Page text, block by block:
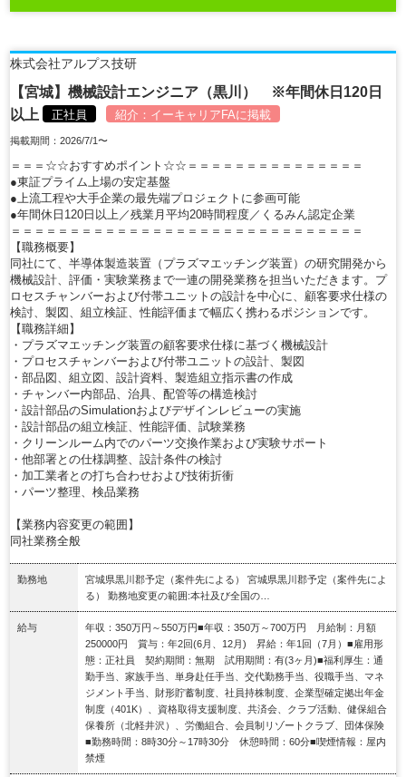
株式会社アルプス技研
【宮城】機械設計エンジニア（黒川） ※年間休日120日
以上
正社員 紹介： イーキャリアFAに掲載
掲載期間：2026/7/1〜
＝＝＝☆☆おすすめポイント☆☆＝＝＝＝＝＝＝＝＝＝＝＝＝＝＝
●東証プライム上場の安定基盤
●上流工程や大手企業の最先端プロジェクトに参画可能
●年間休日120日以上／残業月平均20時間程度／くるみん認定企業
＝＝＝＝＝＝＝＝＝＝＝＝＝＝＝＝＝＝＝＝＝＝＝＝＝＝＝＝＝＝
【職務概要】
同社にて、半導体製造装置（プラズマエッチング装置）の研究開発から
機械設計、評価・実験業務まで一連の開発業務を担当いただきます。プ
ロセスチャンバーおよび付帯ユニットの設計を中心に、顧客要求仕様の
検討、製図、組立検証、性能評価まで幅広く携わるポジションです。
【職務詳細】
・プラズマエッチング装置の顧客要求仕様に基づく機械設計
・プロセスチャンバーおよび付帯ユニットの設計、製図
・部品図、組立図、設計資料、製造組立指示書の作成
・チャンバー内部品、治具、配管等の構造検討
・設計部品のSimulationおよびデザインレビューの実施
・設計部品の組立検証、性能評価、試験業務
・クリーンルーム内でのパーツ交換作業および実験サポート
・他部署との仕様調整、設計条件の検討
・加工業者との打ち合わせおよび技術折衝
・パーツ整理、検品業務
【業務内容変更の範囲】
同社業務全般
勤務地
宮城県黒川郡予定（案件先による） 宮城県黒川郡予定（案件先によ
る） 勤務地変更の範囲:本社及び全国の…
給与
年収：350万円～550万円■年収：350万～700万円 月給制：月額
250000円 賞与：年2回(6月、12月) 昇給：年1回（7月）■雇用形
態：正社員 契約期間：無期 試用期間：有(3ヶ月)■福利厚生：通
勤手当、家族手当、単身赴任手当、交代勤務手当、役職手当、マネ
ジメント手当、財形貯蓄制度、社員持株制度、企業型確定拠出年金
制度（401K）、資格取得支援制度、共済会、クラブ活動、健保組合
保養所（北軽井沢）、労働組合、会員制リゾートクラブ、団体保険
■勤務時間：8時30分～17時30分 休憩時間：60分■喫煙情報：屋内
禁煙